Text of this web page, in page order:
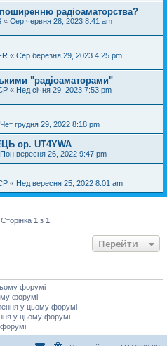
радіоаматорства?
« Сер червня 28, 2023 8:41 am
« Сер березня 29, 2023 4:25 pm
"радіоаматорами"
« Нед січня 29, 2023 7:53 pm
Чет грудня 29, 2022 8:18 pm
op. UT4YWA
Пон вересня 26, 2022 9:47 pm
« Нед вересня 25, 2022 8:01 am
1 з 1
Перейти
форумі
форумі
у цьому форумі
у цьому форумі